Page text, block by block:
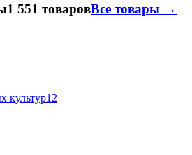
1 551 товаровВсе товары →
культур12